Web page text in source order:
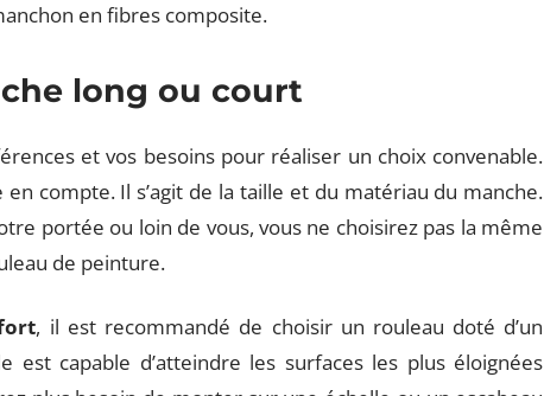
en fibres composite.
long ou court
et vos besoins pour réaliser un choix convenable.
compte. Il s’agit de la taille et du matériau du manche.
portée ou loin de vous, vous ne choisirez pas la même
de peinture.
, il est recommandé de choisir un rouleau doté d’un
est capable d’atteindre les surfaces les plus éloignées